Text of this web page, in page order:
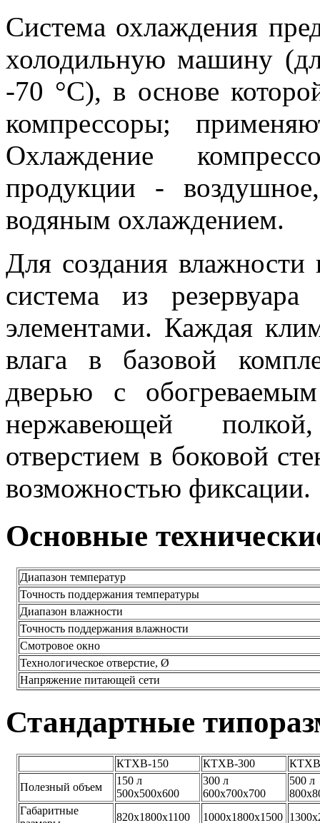
Система охлаждения
холодильную машину
-70 °С), в основе
компрессоры;
Охлаждение
продукции -
водяным охлаждением.
Для создания влажности
система из
элементами. Каждая
влага в базовой
дверью с
нержавеющей
отверстием в боковой
возможностью фиксации.
Основные
Диапазон температур
Точность поддержания температуры
Диапазон влажности
Точность поддержания влажности
Смотровое окно
Технологическое отверстие, Ø
Напряжение питающей сети
Стандартные
КТХВ-150 КТХВ-300
Полезный объем
150 л
500х500х600
300 л
600х700х700
500 л
Габаритные
820х1800х1100 1000х1800х1500